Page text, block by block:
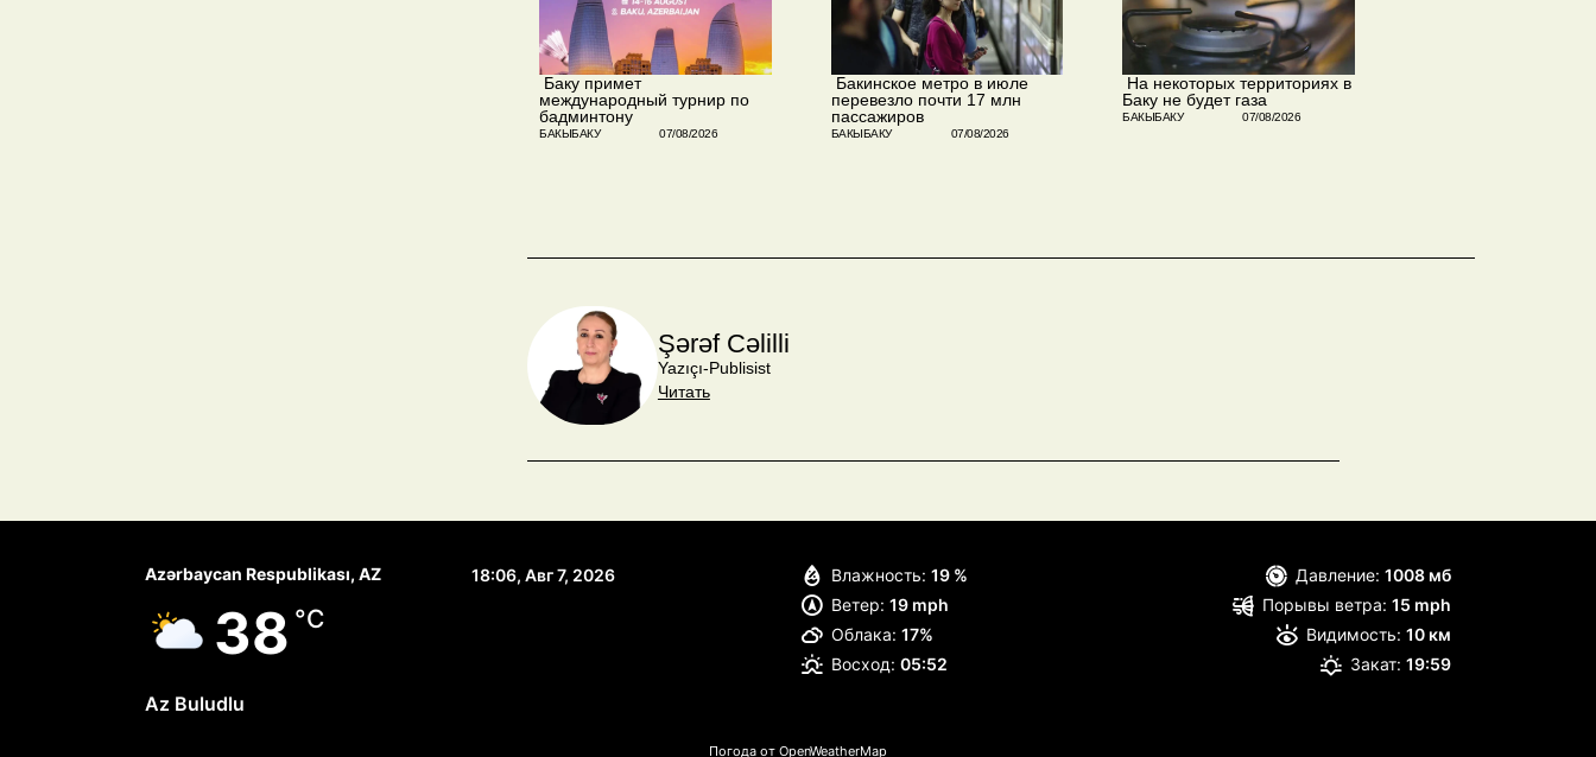
​ Баку примет
международный турнир по
бадминтону
БАКЫБАКУ 07/08/2026
​ Бакинское метро в июле
перевезло почти 17 млн
пассажиров
БАКЫБАКУ 07/08/2026
​ На некоторых территориях в
Баку не будет газа
БАКЫБАКУ 07/08/2026
Şərəf Cəlilli
Yazıçı-Publisist
Читать
Azərbaycan Respublikası, AZ 18:06, Авг 7, 2026
38 °C
Az Buludlu
Влажность: 19 % Давление: 1008 мб
Ветер: 19 mph Порывы ветра: 15 mph
Облака: 17% Видимость: 10 км
Восход: 05:52 Закат: 19:59
Погода от OpenWeatherMap